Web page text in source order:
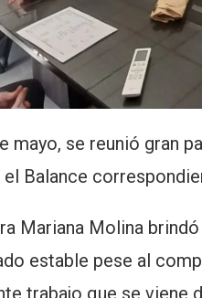
mayo, se reunió gran
Balance
Mariana Molina
estable pese al
trabajo que se